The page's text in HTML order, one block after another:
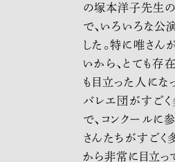
の塚本洋子先生の
で、いろいろな公
した。特に唯さん
いから、とても存
も目立った人にな
バレエ団がすごく
で、コンクールに
さんたちがすごく
から非常に目立っ